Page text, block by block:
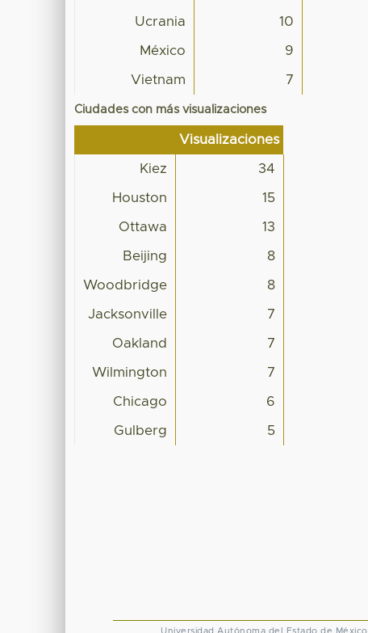
Ucrania 10
México 9
Vietnam 7
Ciudades con más visualizaciones
Visualizaciones
Kiez 34
Houston 15
Ottawa 13
Beijing 8
Woodbridge 8
Jacksonville 7
Oakland 7
Wilmington 7
Chicago 6
Gulberg 5
Universidad Autónoma del Estado de México